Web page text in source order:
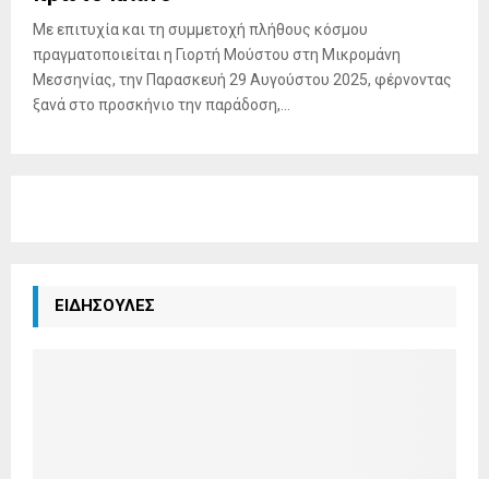
Με επιτυχία και τη συμμετοχή πλήθους κόσμου
πραγματοποιείται η Γιορτή Μούστου στη Μικρομάνη
Μεσσηνίας, την Παρασκευή 29 Αυγούστου 2025, φέρνοντας
ξανά στο προσκήνιο την παράδοση,...
ΕΙΔΗΣΟΥΛΕΣ